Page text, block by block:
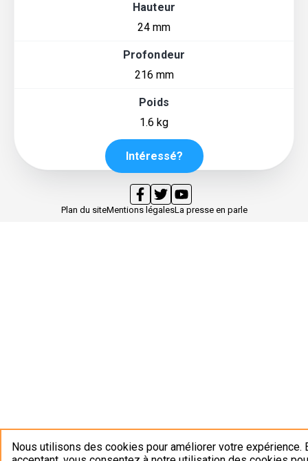
Nous utilisons des cookies pour améliorer votre expérience.
Hauteur
24 mm
Profondeur
216 mm
Poids
1.6 kg
Intéressé?
Plan du siteMentions légalesLa presse en parle